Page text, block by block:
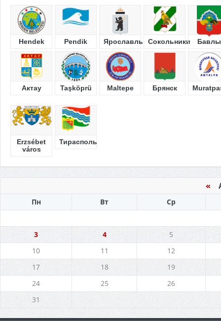
Hendek Pendik Ярославль Сокольники Бавлы
Актау Taşköprü Maltepe Брянск
Erzsébet
város
Тирасполь
«
Пн Вт Ср
3 4
5
10
11
12
17
18
19
24
25
26
31